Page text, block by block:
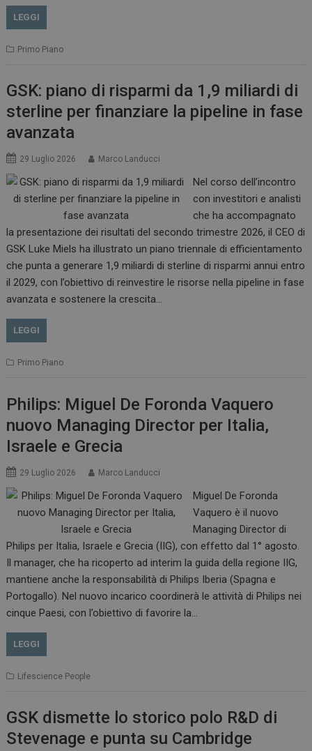
LEGGI
Primo Piano
GSK: piano di risparmi da 1,9 miliardi di
sterline per finanziare la pipeline in fase
avanzata
29 Luglio 2026 Marco Landucci
Nel corso dell’incontro
con investitori e analisti
che ha accompagnato
la presentazione dei risultati del secondo trimestre 2026, il CEO di
GSK Luke Miels ha illustrato un piano triennale di efficientamento
che punta a generare 1,9 miliardi di sterline di risparmi annui entro
il 2029, con l’obiettivo di reinvestire le risorse nella pipeline in fase
avanzata e sostenere la crescita…
LEGGI
Primo Piano
Philips: Miguel De Foronda Vaquero
nuovo Managing Director per Italia,
Israele e Grecia
29 Luglio 2026 Marco Landucci
Miguel De Foronda
Vaquero è il nuovo
Managing Director di
Philips per Italia, Israele e Grecia (IIG), con effetto dal 1° agosto.
Il manager, che ha ricoperto ad interim la guida della regione IIG,
mantiene anche la responsabilità di Philips Iberia (Spagna e
Portogallo). Nel nuovo incarico coordinerà le attività di Philips nei
cinque Paesi, con l’obiettivo di favorire la…
LEGGI
Lifescience People
GSK dismette lo storico polo R&D di
Stevenage e punta su Cambridge